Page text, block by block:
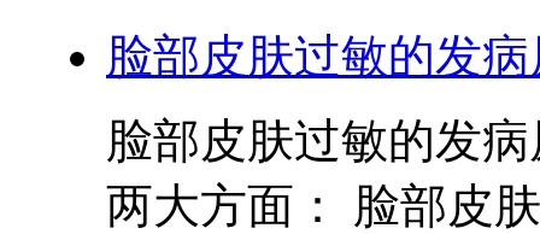
脸部皮肤过敏的发
脸部皮肤过敏的发
两大方面： 脸部皮